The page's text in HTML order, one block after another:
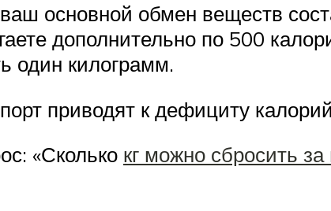
основной обмен веществ
дополнительно по 500
один килограмм.
приводят к дефициту
«Сколько кг можно сбросить